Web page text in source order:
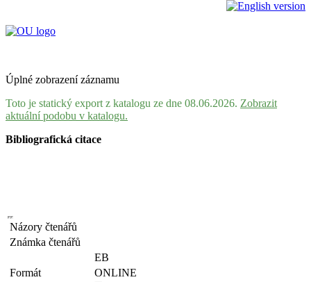
Úplné zobrazení záznamu
Toto je statický export z katalogu ze dne 08.06.2026. Zobrazit
aktuální podobu v katalogu.
Bibliografická citace
Názory čtenářů
Známka čtenářů
EB
Formát
ONLINE